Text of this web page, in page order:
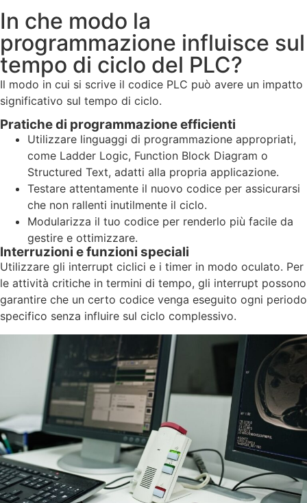
In che modo la
programmazione influisce sul
tempo di ciclo del PLC?
Il modo in cui si scrive il codice PLC può avere un impatto
significativo sul tempo di ciclo.
Pratiche di programmazione efficienti
Utilizzare linguaggi di programmazione appropriati,
come Ladder Logic, Function Block Diagram o
Structured Text, adatti alla propria applicazione.
Testare attentamente il nuovo codice per assicurarsi
che non rallenti inutilmente il ciclo.
Modularizza il tuo codice per renderlo più facile da
gestire e ottimizzare.
Interruzioni e funzioni speciali
Utilizzare gli interrupt ciclici e i timer in modo oculato. Per
le attività critiche in termini di tempo, gli interrupt possono
garantire che un certo codice venga eseguito ogni periodo
specifico senza influire sul ciclo complessivo.